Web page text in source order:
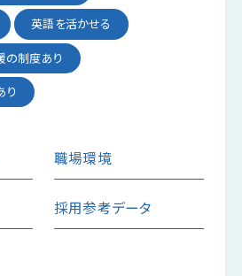
英語を活かせる
の制度あり
り
職場環境
採用参考データ